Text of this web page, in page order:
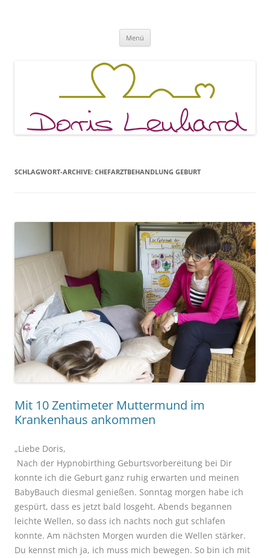
Menü
SCHLAGWORT-ARCHIVE: CHEFARZTBEHANDLUNG GEBURT
Mit 10 Zentimeter Muttermund im
Krankenhaus ankommen
„Liebe Doris,
Nach der Hypnobirthing Geburtsvorbereitung bei Dir
konnte ich die Geburt ganz ruhig erwarten und meinen
BabyBauch diesmal genießen. Sonntag morgen habe ich
gespürt, dass es jetzt bald losgeht. Abends begannen
leichte Wellen, so dass ich nachts noch gut schlafen
konnte. Am nächsten Morgen wurden die Wellen stärker.
Du kennst mich ja, ich muss mich bewegen. So bin ich mit